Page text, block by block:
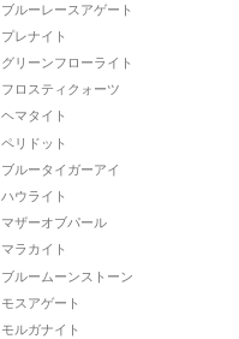
ブルーレースアゲート
プレナイト
グリーンフローライト
フロスティクォーツ
ヘマタイト
ペリドット
ブルータイガーアイ
ハウライト
マザーオブパール
マラカイト
ブルームーンストーン
モスアゲート
モルガナイト